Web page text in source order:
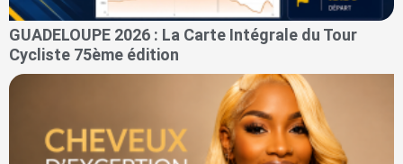
GUADELOUPE 2026 : La Carte Intégrale du Tour
Cycliste 75ème édition